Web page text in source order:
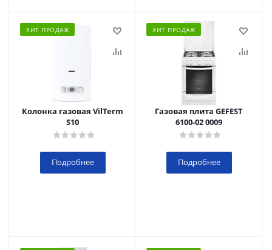
ХИТ ПРОДАЖ
Колонка газовая VilTerm
S10
Подробнее
ХИТ ПРОДАЖ
Газовая плита GEFEST
6100-02 0009
Подробнее